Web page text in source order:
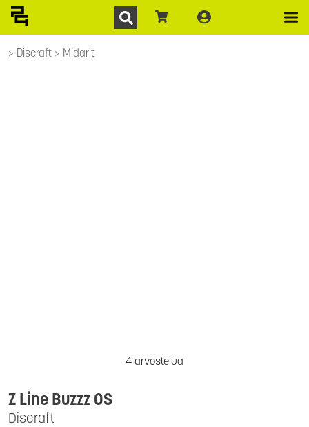
Discraft Midarit
4 arvostelua
Discraft
Z Line Buzzz OS